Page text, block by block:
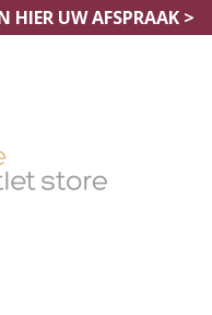
HIER UW AFSPRAAK >